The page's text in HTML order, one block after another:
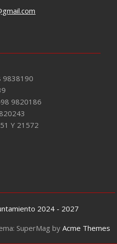
9838190
9820186
Y 21572
2024 - 2027
SuperMag by Acme Themes